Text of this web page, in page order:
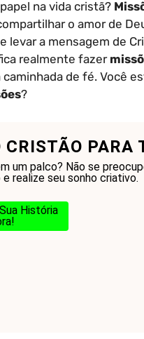
na vida cristã?
o amor de
a mensagem de
realmente fazer
de fé. Você
?
CRISTÃO PARA
um palco? Não se
realize seu sonho criativo.
História